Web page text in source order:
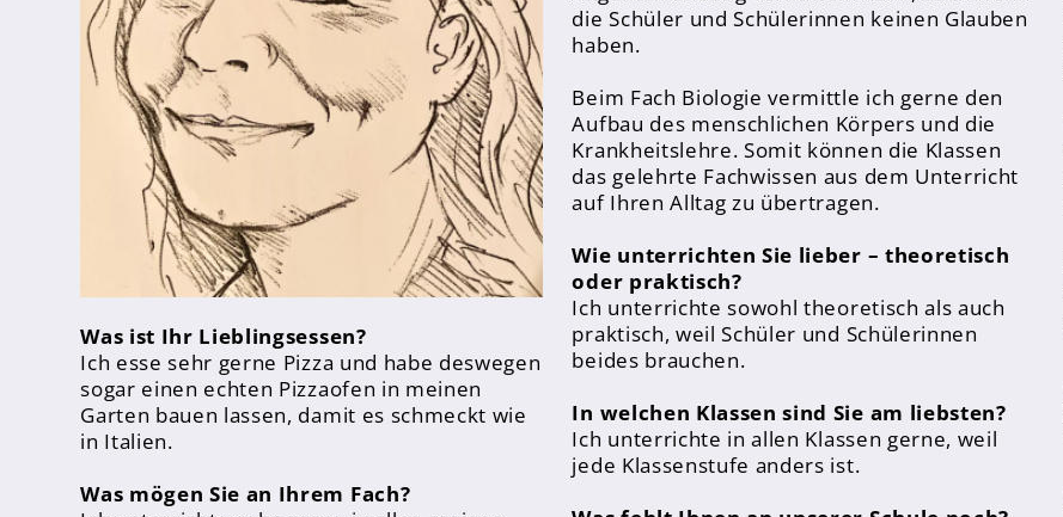
Leitbild
Ganztag
Schulrestaurant
AG-Bereich
Ernas Frühstückstreff
Wir fördern und fordern
Talentförderung
Digitale Drehtür
Erna trifft...
Was ist Ihr Lieblingsessen?
Ich esse sehr gerne Pizza und habe deswegen
sogar einen echten Pizzaofen in meinen
Garten bauen lassen, damit es schmeckt wie
in Italien.
Was mögen Sie an Ihrem Fach?
die Schüler und Schülerinnen keinen Glauben
haben.
Beim Fach Biologie vermittle ich gerne den
Aufbau des menschlichen Körpers und die
Krankheitslehre. Somit können die Klassen
das gelehrte Fachwissen aus dem Unterricht
auf Ihren Alltag zu übertragen.
Wie unterrichten Sie lieber – theoretisch
oder praktisch?
Ich unterrichte sowohl theoretisch als auch
praktisch, weil Schüler und Schülerinnen
beides brauchen.
In welchen Klassen sind Sie am liebsten?
Ich unterrichte in allen Klassen gerne, weil
jede Klassenstufe anders ist.